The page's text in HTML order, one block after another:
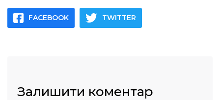
FACEBOOK TWITTER
Залишити коментар